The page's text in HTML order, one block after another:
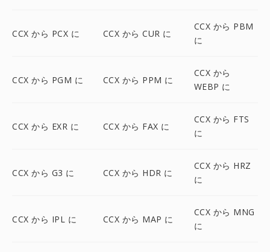
CCX から PCX に CCX から CUR に
CCX から PBM
に
CCX から PGM に CCX から PPM に
CCX から
WEBP に
CCX から EXR に CCX から FAX に
CCX から FTS
に
CCX から G3 に CCX から HDR に
CCX から HRZ
に
CCX から IPL に CCX から MAP に
CCX から MNG
に